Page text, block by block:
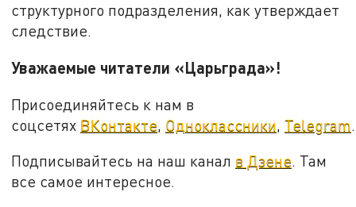
структурного подразделения, как утверждает
следствие.
Уважаемые читатели «Царьграда»!
Присоединяйтесь к нам в
соцсетях ВКонтакте Одноклассники Telegram
Подписывайтесь на наш канал в Дзене. Там
все самое интересное.